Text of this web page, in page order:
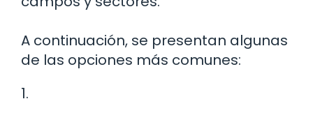
A continuación, se presentan algunas
de las opciones más comunes:
1.